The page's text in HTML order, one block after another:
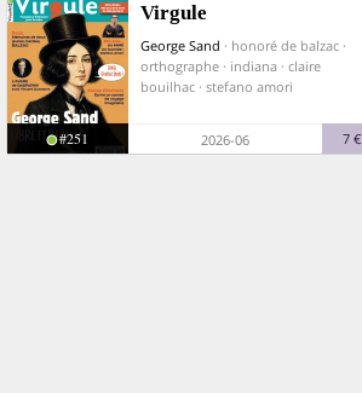
Virgule
George Sand · honoré de balzac ·
orthographe · indiana · claire
bouilhac · stefano amori
#251 2026-06 7 €